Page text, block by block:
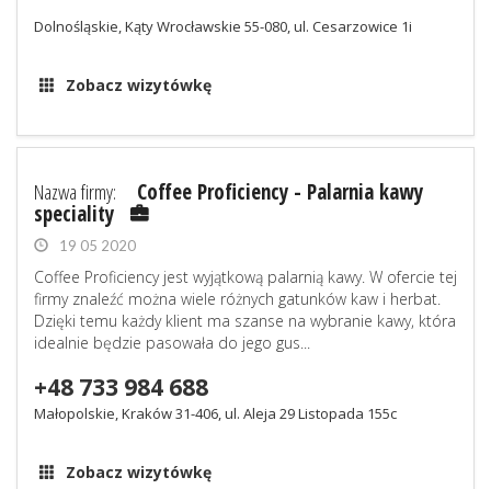
Dolnośląskie, Kąty Wrocławskie 55-080, ul. Cesarzowice 1i
Zobacz wizytówkę
Nazwa firmy: Coffee Proficiency - Palarnia kawy
speciality
19 05 2020
Coffee Proficiency jest wyjątkową palarnią kawy. W ofercie tej
firmy znaleźć można wiele różnych gatunków kaw i herbat.
Dzięki temu każdy klient ma szanse na wybranie kawy, która
idealnie będzie pasowała do jego gus...
+48 733 984 688
Małopolskie, Kraków 31-406, ul. Aleja 29 Listopada 155c
Zobacz wizytówkę